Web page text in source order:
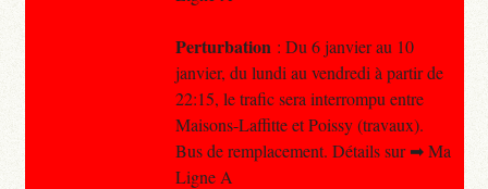
Perturbation : Du 6 janvier au 10
janvier, du lundi au vendredi à partir de
22:15, le trafic sera interrompu entre
Maisons-Laffitte et Poissy (travaux).
Bus de remplacement. Détails sur ➡ Ma
Ligne A